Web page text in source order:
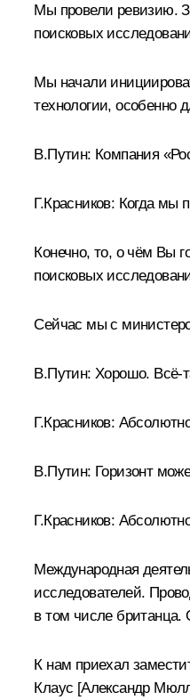
Мы провели ревизию.
поисковых
Мы начали
технологии, особенно
В.Путин: Компания
Г.Красников: Когда мы
Конечно, то, о чём Вы
поисковых
Сейчас мы с
В.Путин: Хорошо. Всё-
Г.Красников:
В.Путин: Горизонт
Г.Красников:
Международная
исследователей.
в том числе
К нам приехал
Клаус [Александр